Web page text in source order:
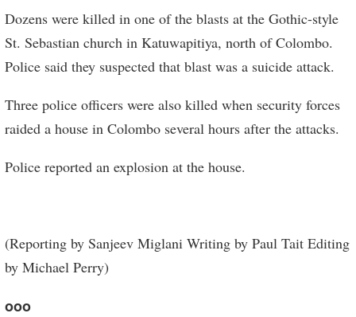
Dozens were killed in one of the blasts at the Gothic-style
St. Sebastian church in Katuwapitiya, north of Colombo.
Police said they suspected that blast was a suicide attack.
Three police officers were also killed when security forces
raided a house in Colombo several hours after the attacks.
Police reported an explosion at the house.
(Reporting by Sanjeev Miglani Writing by Paul Tait Editing
by Michael Perry)
ooo